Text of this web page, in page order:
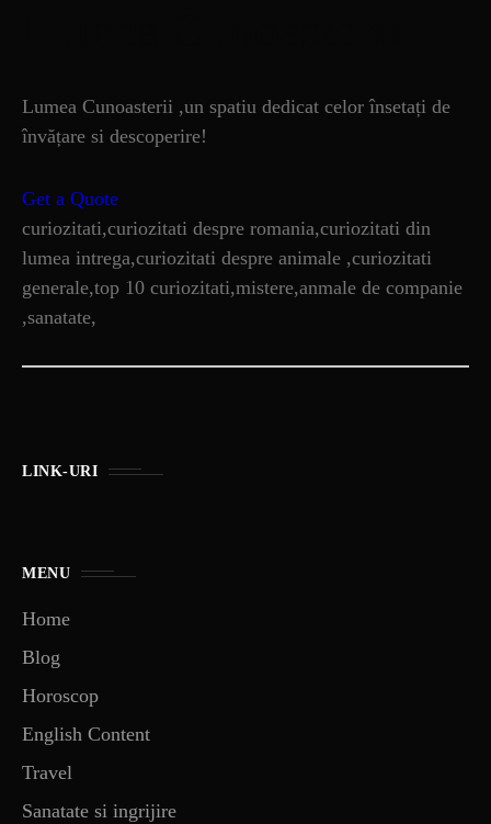
Lumea Cunoasterii ,un spatiu dedicat celor însetați de
învățare si descoperire!
Get a Quote
curiozitati,curiozitati despre romania,curiozitati din
lumea intrega,curiozitati despre animale ,curiozitati
generale,top 10 curiozitati,mistere,anmale de companie
,sanatate,
LINK-URI
MENU
Home
Blog
Horoscop
English Content
Travel
Sanatate si ingrijire